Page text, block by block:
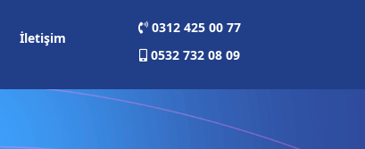
İletişim
0312 425 00 77
0532 732 08 09